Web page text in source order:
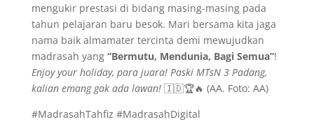
mengukir prestasi di bidang masing-masing pada
tahun pelajaran baru besok. Mari bersama kita jaga
nama baik almamater tercinta demi mewujudkan
madrasah yang “Bermutu, Mendunia, Bagi Semua”!
Enjoy your holiday, para juara! Paski MTsN 3 Padang,
kalian emang gak ada lawan!🇮🇩🏆🔥 (AA. Foto: AA)
​#MadrasahTahfiz #MadrasahDigital